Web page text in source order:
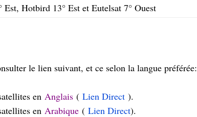
Est, Hotbird 13° Est et Eutelsat 7° Ouest
le lien suivant, et ce selon la langue préférée:
en Anglais( Lien Direct ).
en Arabique( Lien Direct).